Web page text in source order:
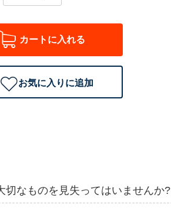
カートに入れる
お気に入りに追加
なものを見失ってはいませんか?